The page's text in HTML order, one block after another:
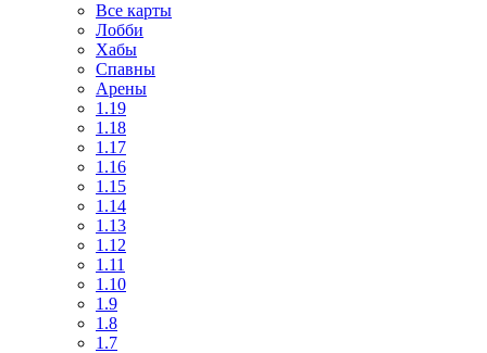
Все карты
Лобби
Хабы
Спавны
Арены
1.19
1.18
1.17
1.16
1.15
1.14
1.13
1.12
1.11
1.10
1.9
1.8
1.7